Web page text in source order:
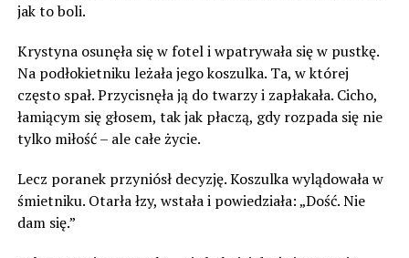
jak to boli.
Krystyna osunęła się w fotel i wpatrywała się w pustkę.
Na podłokietniku leżała jego koszulka. Ta, w której
często spał. Przycisnęła ją do twarzy i zapłakała. Cicho,
łamiącym się głosem, tak jak płaczą, gdy rozpada się nie
tylko miłość – ale całe życie.
Lecz poranek przyniósł decyzję. Koszulka wylądowała w
śmietniku. Otarła łzy, wstała i powiedziała: „Dość. Nie
dam się.”